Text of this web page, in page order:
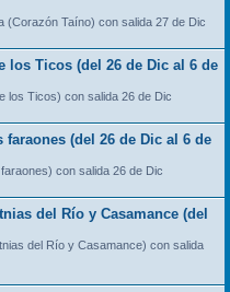
(Corazón Taíno) con salida 27 de Dic
los Ticos (del 26 de Dic al 6 de
los Ticos) con salida 26 de Dic
(del 26 de Dic al 6 de
con salida 26 de Dic
del Río y Casamance (del
del Río y Casamance) con salida